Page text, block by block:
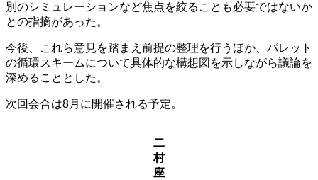
別のシミュレーションなど焦点を絞ることも必要ではないか
との指摘があった。
今後、これら意見を踏まえ前提の整理を行うほか、パレット
の循環スキームについて具体的な構想図を示しながら議論を
深めることとした。
次回会合は8月に開催される予定。
二
村
座